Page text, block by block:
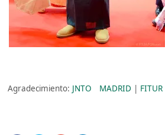
Agradecimiento: JNTO MADRID | FITUR